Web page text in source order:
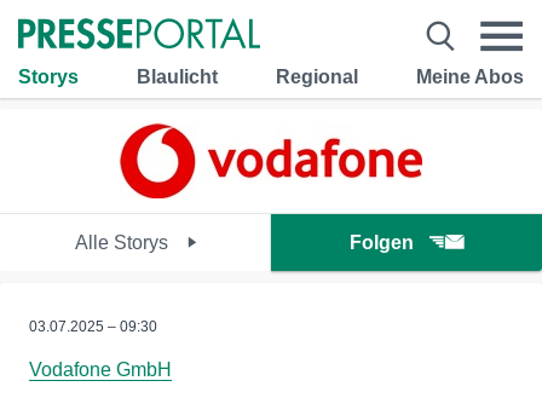
Storys Blaulicht Regional Meine Abos
Alle Storys Folgen
03.07.2025 – 09:30
Vodafone GmbH